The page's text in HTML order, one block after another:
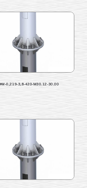
0,219-3,8-420-М30.12-30.00